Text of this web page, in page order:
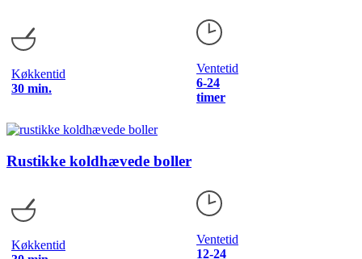
Køkkentid
30 min.
Ventetid
6-24
timer
Rustikke koldhævede boller
Køkkentid
Ventetid
12-24